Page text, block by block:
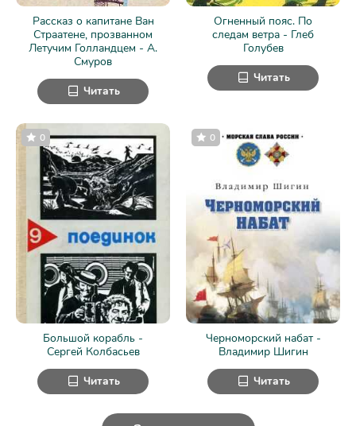
Рассказ о капитане Ван
Страатене, прозванном
Летучим Голландцем - А.
Смуров
Читать
Огненный пояс. По
следам ветра - Глеб
Голубев
Читать
Большой корабль -
Сергей Колбасьев
0
Читать
Черноморский набат -
Владимир Шигин
0
Читать